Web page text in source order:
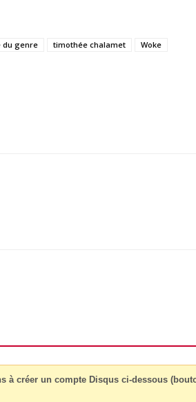
du genre timothée chalamet Woke
créer un compte Disqus ci-dessous